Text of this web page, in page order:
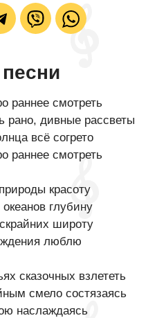
раннее смотреть
рано, дивные рассветы
всё согрето
раннее смотреть
красоту
глубину
широту
люблю
сказочных взлететь
смело состязаясь
наслаждаясь